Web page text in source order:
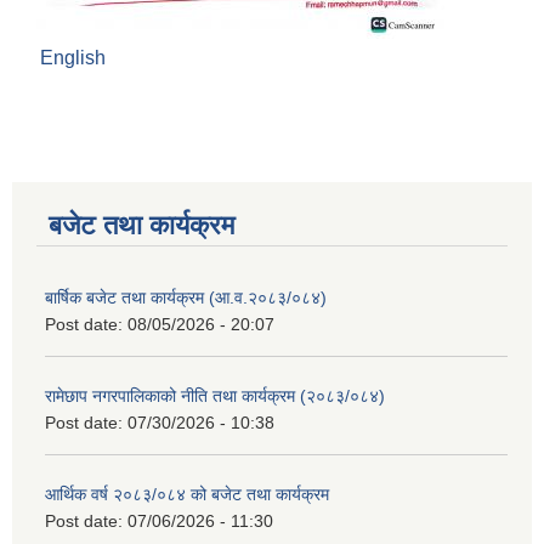
English
बजेट तथा कार्यक्रम
बार्षिक बजेट तथा कार्यक्रम (आ.व.२०८३/०८४)
Post date: 08/05/2026 - 20:07
रामेछाप नगरपालिकाको नीति तथा कार्यक्रम (२०८३/०८४)
Post date: 07/30/2026 - 10:38
आर्थिक वर्ष २०८३/०८४ को बजेट तथा कार्यक्रम
Post date: 07/06/2026 - 11:30